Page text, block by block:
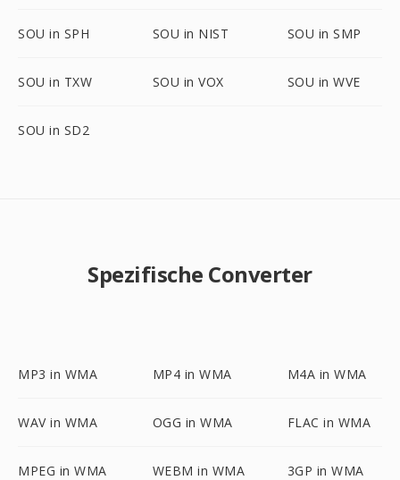
SOU in SPH SOU in NIST SOU in SMP
SOU in TXW SOU in VOX SOU in WVE
SOU in SD2
Spezifische Converter
MP3 in WMA MP4 in WMA M4A in WMA
WAV in WMA OGG in WMA FLAC in WMA
MPEG in WMA WEBM in WMA 3GP in WMA